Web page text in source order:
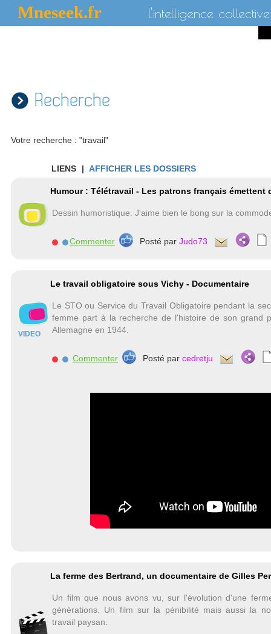
Mneseek.fr L'intelligence collective
Recherche
Votre recherche : "travail"
LIENS | AFFICHER LES DOSSIERS
Humour : Télétravail - Les patrons français émettent
Dessin humoristique. J'aime bien le bong sur la
Commenter Posté par Judo73
VIDEO
Le travail obligatoire sous Vichy - Documentaire
Le STO ou Service du Travail Obligatoire pendant la
femme part à la recherche de l'histoire de son grand
Allemagne en 1944.
Commenter Posté par cedretju
La ferme des Bertrand, un documentaire de Gilles
Un film que nous avons vu, sur l'évolution d'une
générations. Un film sur la pénibilité mais aussi la
travail paysan.